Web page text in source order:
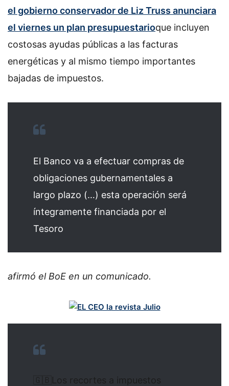
el gobierno conservador de Liz Truss anunciara
el viernes un plan presupuestarioque incluyen
costosas ayudas públicas a las facturas
energéticas y al mismo tiempo importantes
bajadas de impuestos.
El Banco va a efectuar compras de
obligaciones gubernamentales a
largo plazo (…) esta operación será
íntegramente financiada por el
Tesoro
afirmó el BoE en un comunicado.
🇬🇧Los recortes a impuestos